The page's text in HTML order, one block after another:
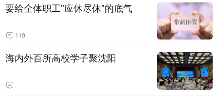
要给全体职工"应休尽休"的底气
119
海内外百所高校学子聚沈阳